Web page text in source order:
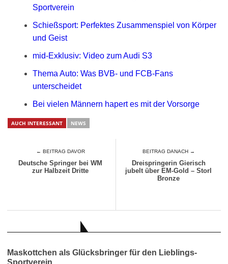
Sportverein
Schießsport: Perfektes Zusammenspiel von Körper
und Geist
mid-Exklusiv: Video zum Audi S3
Thema Auto: Was BVB- und FCB-Fans
unterscheidet
Bei vielen Männern hapert es mit der Vorsorge
AUCH INTERESSANT NEWS
← BEITRAG DAVOR
Deutsche Springer bei WM
zur Halbzeit Dritte
BEITRAG DANACH →
Dreispringerin Gierisch
jubelt über EM-Gold – Storl
Bronze
Maskottchen als Glücksbringer für den Lieblings-
Sportverein